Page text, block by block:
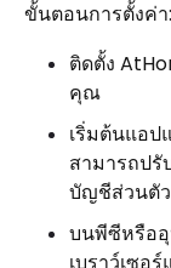
ขั้นตอนการตั้งค่า:
ติดตั้ง
คุณ
เริ่มต้นแอ
สามารถปรั
บัญชีส่วนตั
บนพีซีหรือ